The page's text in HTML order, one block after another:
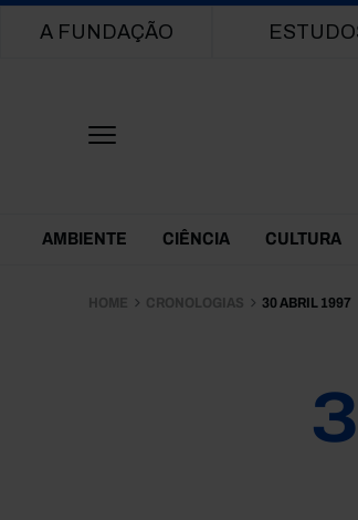
Main navigation
A FUNDAÇÃO
Themes Menu
AMBIENTE CIÊNCIA CULTURA
HOME CRONOLOGIAS 30 ABRIL 1997